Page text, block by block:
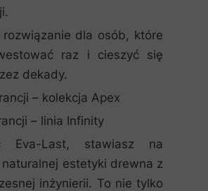
dla osób, które
raz i cieszyć się
dekady.
– kolekcja Apex
– linia Infinity
Eva-Last, stawiasz na
naturalnej estetyki drewna z
inżynierii. To nie tylko